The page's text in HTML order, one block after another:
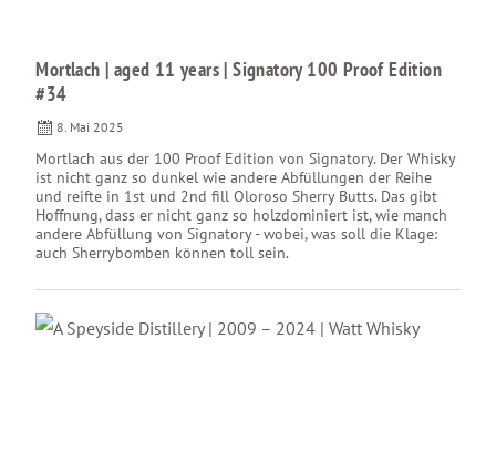
Mortlach | aged 11 years | Signatory 100 Proof Edition
#34
8. Mai 2025
Mortlach aus der 100 Proof Edition von Signatory. Der Whisky
ist nicht ganz so dunkel wie andere Abfüllungen der Reihe
und reifte in 1st und 2nd fill Oloroso Sherry Butts. Das gibt
Hoffnung, dass er nicht ganz so holzdominiert ist, wie manch
andere Abfüllung von Signatory - wobei, was soll die Klage:
auch Sherrybomben können toll sein.